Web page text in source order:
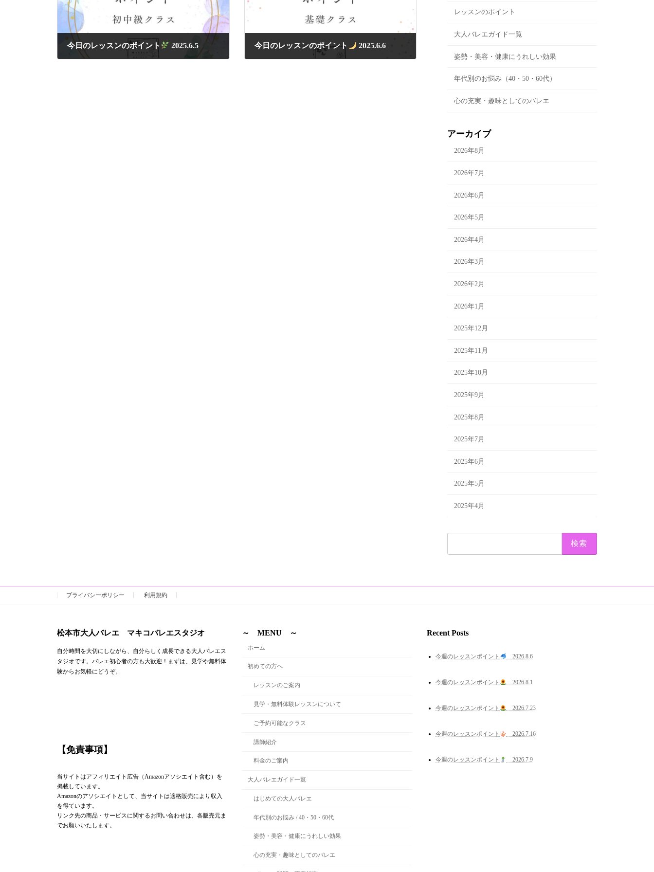
今日のレッスンのポイント 2025.6.5 今日のレッスンのポイント 2025.6.6
レッスンのポイント
大人バレエガイド一覧
姿勢・美容・健康にうれしい効果
年代別のお悩み（40・50・60代）
心の充実・趣味としてのバレエ
アーカイブ
2026年8月
2026年7月
2026年6月
2026年5月
2026年4月
2026年3月
2026年2月
2026年1月
2025年12月
2025年11月
2025年10月
2025年9月
2025年8月
2025年7月
2025年6月
2025年5月
2025年4月
索:
プライバシーポリシー 利用規約
松本市大人バレエ マキコバレエスタジオ
自分時間を大切にしながら、自分らしく成長できる大人バレエス
タジオです。バレエ初心者の方も大歓迎！まずは、見学や無料体
験からお気軽にどうぞ。
【免責事項】
当サイトはアフィリエイト広告（Amazonアソシエイト含む）を
掲載しています。
Amazonのアソシエイトとして、当サイトは適格販売により収入
を得ています。
リンク先の商品・サービスに関するお問い合わせは、各販売元ま
でお願いいたします。
～ MENU ～
ホーム
初めての方へ
レッスンのご案内
見学・無料体験レッスンについて
ご予約可能なクラス
講師紹介
料金のご案内
大人バレエガイド一覧
はじめての大人バレエ
年代別のお悩み / 40・50・60代
姿勢・美容・健康にうれしい効果
心の充実・趣味としてのバレエ
Recent Posts
今週のレッスンポイント 2026.8.6
今週のレッスンポイント 2026.8.1
今週のレッスンポイント 2026.7.23
今週のレッスンポイント 2026.7.16
今週のレッスンポイント 2026.7.9